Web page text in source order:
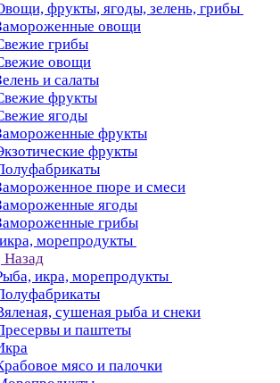
фрукты, ягоды, зелень, грибы
овощи
грибы
овощи
и салаты
фрукты
ягоды
фрукты
фрукты
пюре и смеси
ягоды
грибы
морепродукты
Назад
икра, морепродукты
сушеная рыба и снеки
и паштеты
мясо и палочки